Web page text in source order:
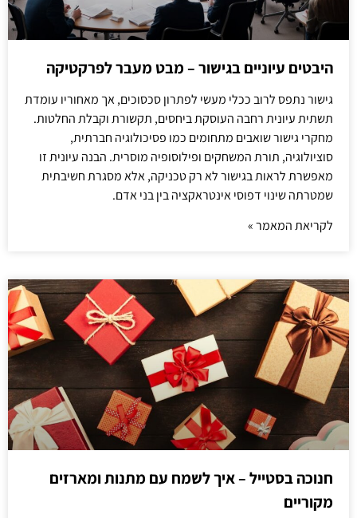
היבטים עיוניים בגישור – מבט מעבר לפרקטיקה
גישור נתפס לרוב ככלי מעשי לפתרון סכסוכים, אך מאחוריו עומדת
תשתית עיונית רחבה העוסקת ביחסים, תקשורת וקבלת החלטות.
מחקרי גישור שואבים מתחומים כמו פסיכולוגיה חברתית,
סוציולוגיה, תורת המשחקים ופילוסופיה מוסרית. הבנה עיונית זו
מאפשרת לראות בגישור לא רק טכניקה, אלא מסגרת חשיבתית
שמטרתה שינוי דפוסי אינטראקציה בין בני אדם.
לקריאת המאמר »
חנוכה בסטייל – איך לשמח עם מתנות ומארזים
מקוריים